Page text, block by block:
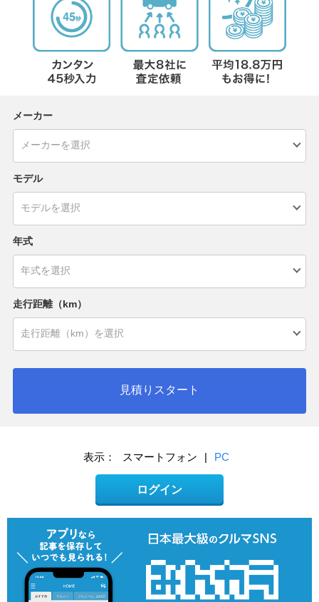
メーカー
モデル
年式
走行距離（km）
見積りスタート
表示： スマートフォン | PC
ログイン